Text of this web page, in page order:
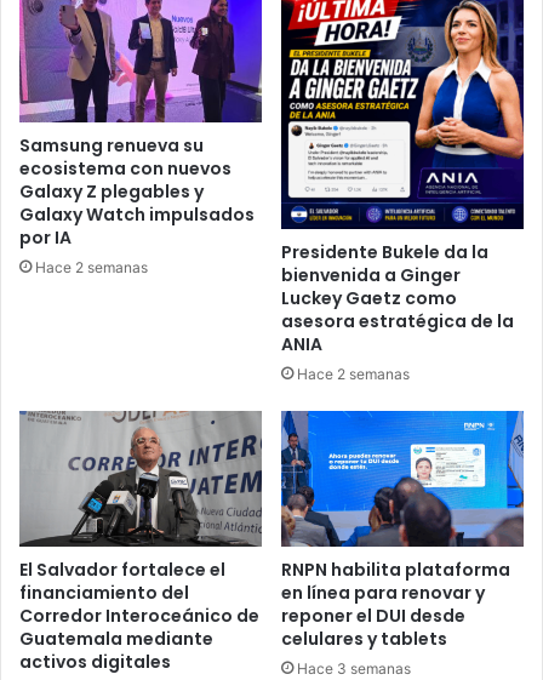
Samsung renueva su
ecosistema con nuevos
Galaxy Z plegables y
Galaxy Watch impulsados
por IA
Hace 2 semanas
Presidente Bukele da la
bienvenida a Ginger
Luckey Gaetz como
asesora estratégica de la
ANIA
Hace 2 semanas
El Salvador fortalece el
financiamiento del
Corredor Interoceánico de
Guatemala mediante
activos digitales
RNPN habilita plataforma
en línea para renovar y
reponer el DUI desde
celulares y tablets
Hace 3 semanas